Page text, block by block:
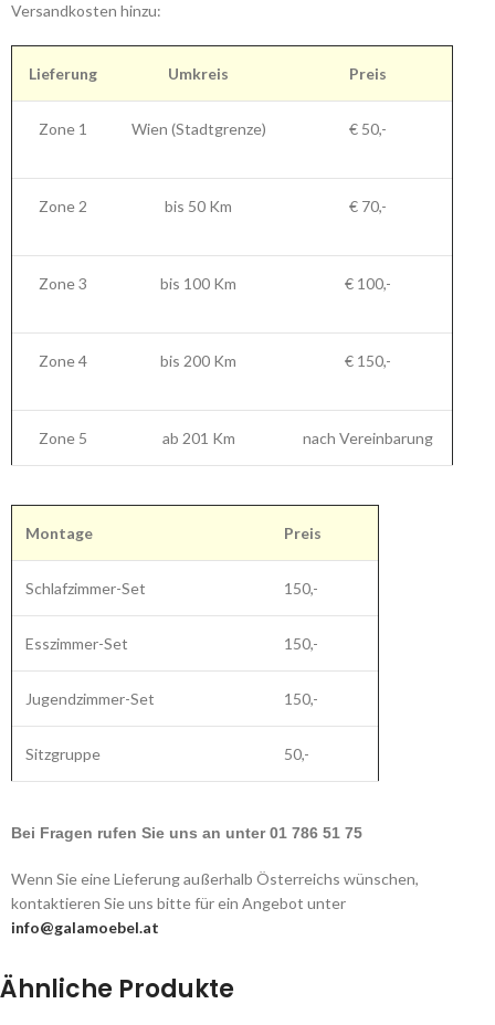
Versandkosten hinzu:
Lieferung Umkreis Preis
Zone 1 Wien (Stadtgrenze) € 50,-
Zone 2 bis 50 Km € 70,-
Zone 3 bis 100 Km € 100,-
Zone 4 bis 200 Km € 150,-
Zone 5 ab 201 Km nach Vereinbarung
Montage Preis
Schlafzimmer-Set 150,-
Esszimmer-Set 150,-
Jugendzimmer-Set 150,-
Sitzgruppe 50,-
Bei Fragen rufen Sie uns an unter 01 786 51 75
Wenn Sie eine Lieferung außerhalb Österreichs wünschen,
kontaktieren Sie uns bitte für ein Angebot unter
info@galamoebel.at
Ähnliche Produkte